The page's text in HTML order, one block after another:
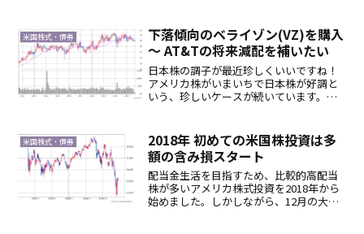
然なるままに書いてみようと思います。1.
NYダウ推移10...
米国株式・債券
下落傾向のベライゾン(VZ)を購入
～ AT&Tの将来減配を補いたい
日本株の調子が最近珍しくいいですね！
アメリカ株がいまいちで日本株が好調と
いう、珍しいケースが続いています。逆
ています。ベライゾンに53.8ドルで20株
の指値をしていた...
米国株式・債券
2018年 初めての米国株投資は多
額の含み損スタート
配当金生活を目指すため、比較的高配当
株が多いアメリカ株式投資を2018年から
始めました。しかしながら、12月の大暴